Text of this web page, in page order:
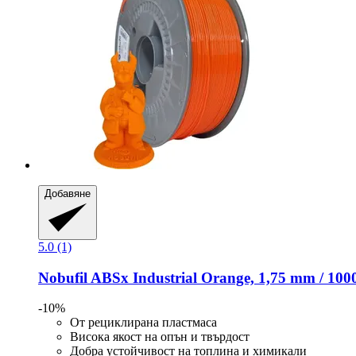
Добавяне
5.0 (1)
Nobufil ABSx Industrial Orange, 1,75 mm /
-10%
От рециклирана пластмаса
Висока якост на опън и твърдост
Добра устойчивост на топлина и химикали